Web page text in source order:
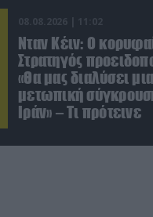
08.08.2026 | 11:02
Νταν Κέιν: Ο
Στρατηγός
«Θα μας διαλύσει
μετωπική
Ιράν» – Τι πρότεινε